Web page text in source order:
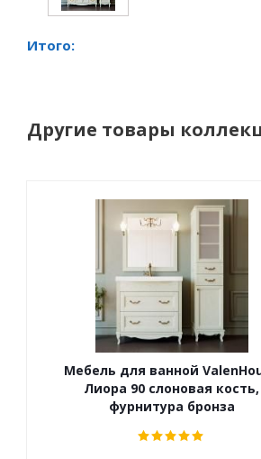
Итого:
Другие товары
Мебель для ванной
Лиора 90 слоновая кость,
фурнитура бронза